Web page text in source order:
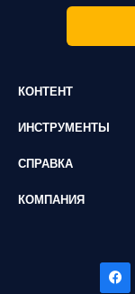
КОНТЕНТ
ИНСТРУМЕНТЫ
СПРАВКА
КОМПАНИЯ